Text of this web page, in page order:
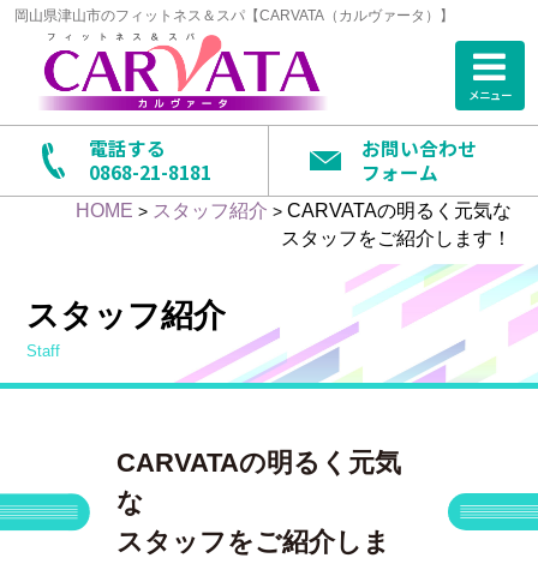
岡山県津山市のフィットネス＆スパ【CARVATA（カルヴァータ）】
メニュー
電話する
0868-21-8181
お問い合わせ
フォーム
HOME > スタッフ紹介 > CARVATAの明るく元気な
スタッフをご紹介します！
スタッフ紹介
staff
CARVATAの明るく元気
な
スタッフをご紹介しま